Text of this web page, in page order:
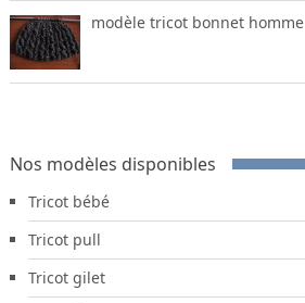
modèle tricot bonnet homme
Nos modèles disponibles
Tricot bébé
Tricot pull
Tricot gilet